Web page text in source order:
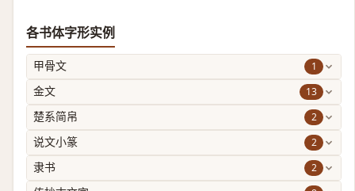
各书体字形实例
甲骨文 1
金文 13
楚系简帛 2
说文小篆 2
隶书 2